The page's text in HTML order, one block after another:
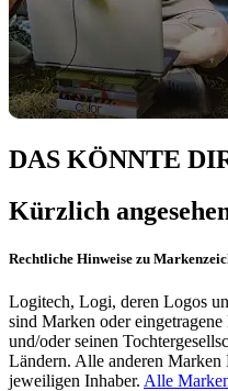
DAS KÖNNTE
Kürzlich
Rechtliche Hinweise zu
Logitech, Logi, deren Logos
sind Marken oder
und/oder seinen
Ländern. Alle anderen
jeweiligen Inhaber. Alle